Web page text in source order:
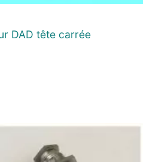
DAD tête carrée